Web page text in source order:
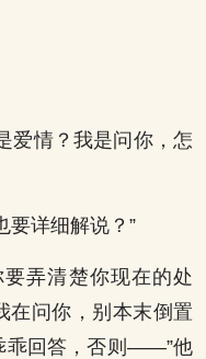
爱情？我是问你，怎
要详细解说？”
弄清楚你现在的处
在问你，别本末倒置
乖回答，否则——”他